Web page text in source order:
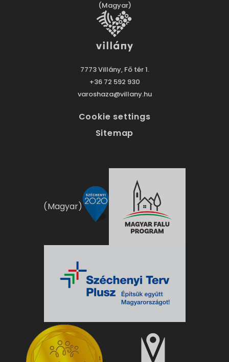
(Magyar)
7773 Villány, Fő tér 1.
+36 72 592 930
varoshaza@villany.hu
Cookie settings
Sitemap
(Magyar)